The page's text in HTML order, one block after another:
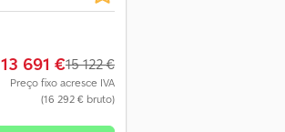
13 691 €15 122 €
Preço fixo acresce IVA
(16 292 € bruto)